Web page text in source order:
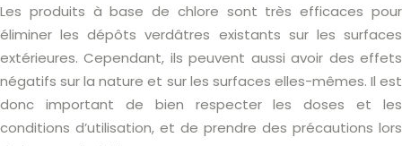
Les produits à base de chlore sont très efficaces pour
éliminer les dépôts verdâtres existants sur les surfaces
extérieures. Cependant, ils peuvent aussi avoir des effets
négatifs sur la nature et sur les surfaces elles-mêmes. Il est
donc important de bien respecter les doses et les
conditions d’utilisation, et de prendre des précautions lors